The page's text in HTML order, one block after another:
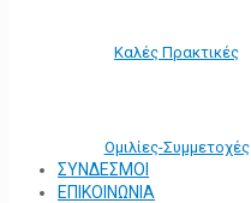
Καλές Πρακτικές
Ομιλίες-Συμμετοχές
ΣΥΝΔΕΣΜΟΙ
ΕΠΙΚΟΙΝΩΝΙΑ